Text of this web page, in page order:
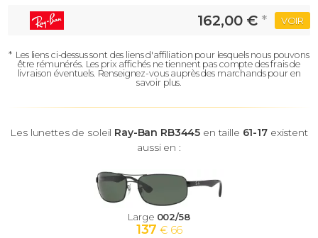
162,00 € * VOIR
* Les liens ci-dessus sont des liens d'affiliation pour lesquels nous pouvons
être rémunérés. Les prix affichés ne tiennent pas compte des frais de
livraison éventuels. Renseignez-vous auprès des marchands pour en
savoir plus.
Les lunettes de soleil Ray-Ban RB3445 en taille 61-17existent
aussi en :
Large 002/58
137 € 66